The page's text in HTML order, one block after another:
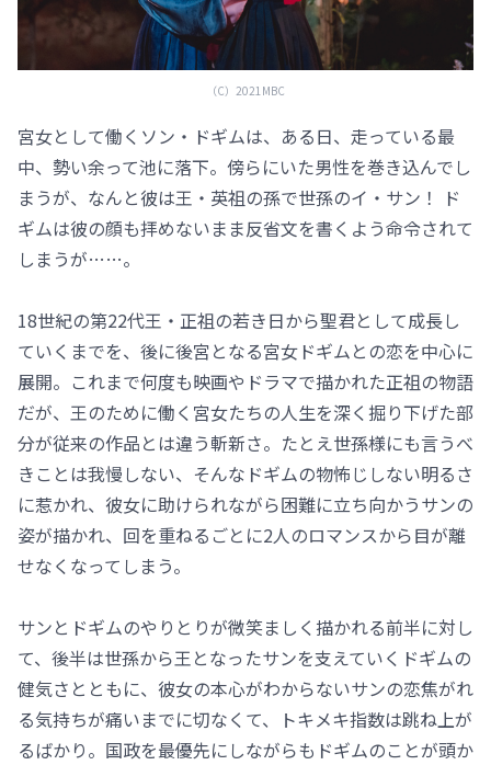
（C）2021MBC
宮女として働くソン・ドギムは、ある日、走っている最
中、勢い余って池に落下。傍らにいた男性を巻き込んでし
まうが、なんと彼は王・英祖の孫で世孫のイ・サン！ ド
ギムは彼の顔も拝めないまま反省文を書くよう命令されて
しまうが……。
18世紀の第22代王・正祖の若き日から聖君として成長し
ていくまでを、後に後宮となる宮女ドギムとの恋を中心に
展開。これまで何度も映画やドラマで描かれた正祖の物語
だが、王のために働く宮女たちの人生を深く掘り下げた部
分が従来の作品とは違う斬新さ。たとえ世孫様にも言うべ
きことは我慢しない、そんなドギムの物怖じしない明るさ
に惹かれ、彼女に助けられながら困難に立ち向かうサンの
姿が描かれ、回を重ねるごとに2人のロマンスから目が離
せなくなってしまう。
サンとドギムのやりとりが微笑ましく描かれる前半に対し
て、後半は世孫から王となったサンを支えていくドギムの
健気さとともに、彼女の本心がわからないサンの恋焦がれ
る気持ちが痛いまでに切なくて、トキメキ指数は跳ね上が
るばかり。国政を最優先にしながらもドギムのことが頭か